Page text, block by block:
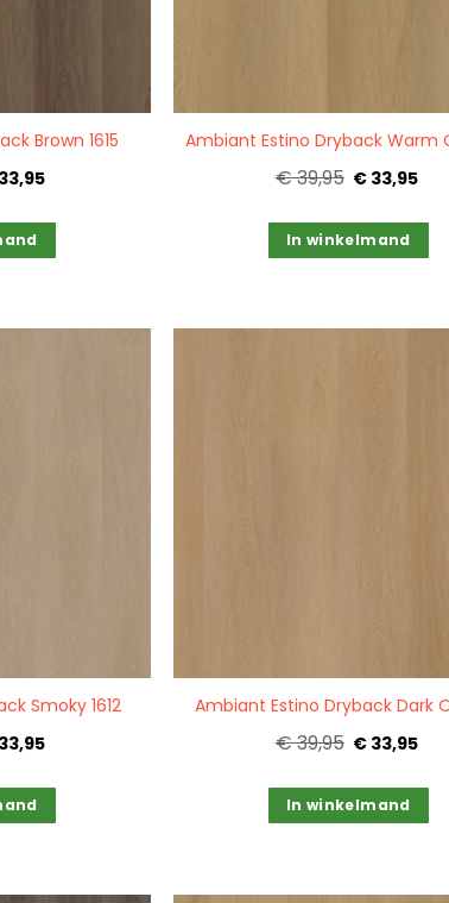
Brown 1615
€ 39,95 € 33,95
In winkelmand
Smoky 1612 Ambiant Estino Dryback Dark
€ 39,95 € 33,95
In winkelmand